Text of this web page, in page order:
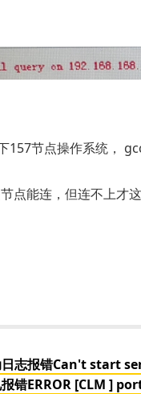
157节点操作系统，
点能连，但连不上才
日志报错Can't start
报错ERROR [CLM